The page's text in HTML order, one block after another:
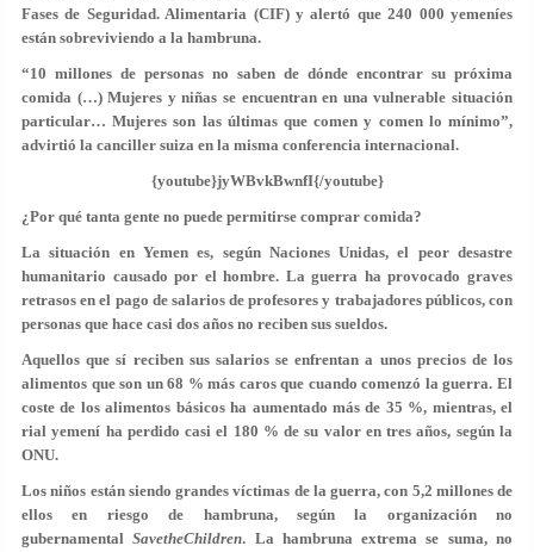
Fases de Seguridad. Alimentaria (CIF) y alertó que 240 000 yemeníes
están sobreviviendo a la hambruna.
“10 millones de personas no saben de dónde encontrar su próxima
comida (…) Mujeres y niñas se encuentran en una vulnerable situación
particular… Mujeres son las últimas que comen y comen lo mínimo”,
advirtió la canciller suiza en la misma conferencia internacional.
{youtube}jyWBvkBwnfI{/youtube}
¿Por qué tanta gente no puede permitirse comprar comida?
La situación en Yemen es, según Naciones Unidas, el peor desastre
humanitario causado por el hombre. La guerra ha provocado graves
retrasos en el pago de salarios de profesores y trabajadores públicos, con
personas que hace casi dos años no reciben sus sueldos.
Aquellos que sí reciben sus salarios se enfrentan a unos precios de los
alimentos que son un 68 % más caros que cuando comenzó la guerra. El
coste de los alimentos básicos ha aumentado más de 35 %, mientras, el
rial yemení ha perdido casi el 180 % de su valor en tres años, según la
ONU.
Los niños están siendo grandes víctimas de la guerra, con 5,2 millones de
ellos en riesgo de hambruna, según la organización no
gubernamentalSavetheChildren. La hambruna extrema se suma, no